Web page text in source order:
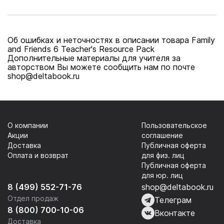
Об ошибках и неточностях в описании товара Family
and Friends 6 Teacher's Resource Pack
Дополнительные материалы для учителя за
авторством Вы можете сообщить нам по почте
shop@deltabook.ru
8 (499) 552-71-76
Отдел продаж
8 (800) 700-10-06
Доставка
О компании
Акции
Доставка
Оплата и возврат
Пользовательское
соглашение
Публичная оферта
для физ. лиц
Публичная оферта
для юр. лиц
shop@deltabook.ru
Телеграм
Вконтакте